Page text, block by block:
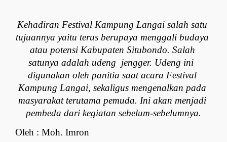
Kehadiran Festival Kampung Langai salah satu
tujuannya yaitu terus berupaya menggali budaya
atau potensi Kabupaten Situbondo. Salah
satunya adalah udeng  jengger. Udeng ini
digunakan oleh panitia saat acara Festival
Kampung Langai, sekaligus mengenalkan pada
masyarakat terutama pemuda. Ini akan menjadi
pembeda dari kegiatan sebelum-sebelumnya.
Oleh : Moh. Imron